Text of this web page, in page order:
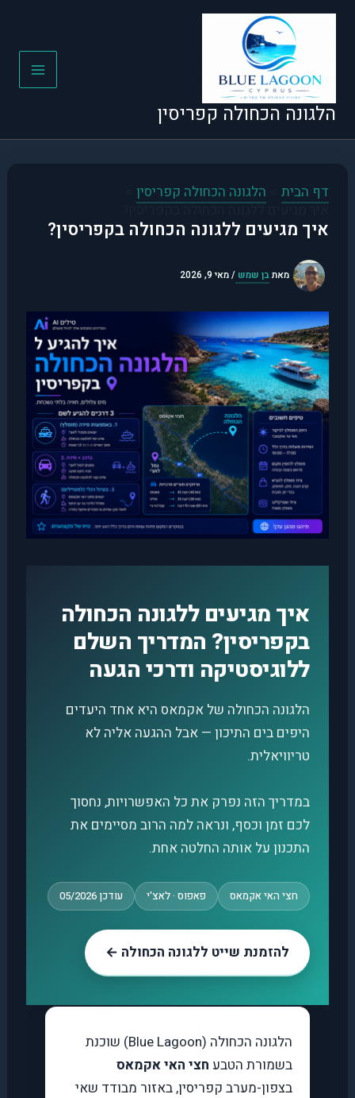
דילוג
הלגונה הכחולה קפריסין
דף הבית
הלגונה הכחולה קפריסין
איך מגיעים ללגונה הכחולה בקפריסין?
איך מגיעים ללגונה הכחולה בקפריסין?
מאתבן שמש/מאי 9, 2026
איך מגיעים ללגונה הכחולה
בקפריסין? המדריך השלם
ללוגיסטיקה ודרכי הגעה
הלגונה הכחולה של אקמאס היא אחד היעדים
היפים בים התיכון — אבל ההגעה אליה לא
טריוויאלית.
במדריך הזה נפרק את כל האפשרויות, נחסוך
לכם זמן וכסף, ונראה למה הרוב מסיימים את
התכנון על אותה החלטה אחת.
חצי האי אקמאס פאפוס · לאצ'י עודכן 05/2026
להזמנת שייט ללגונה הכחולה ←
הלגונה הכחולה (Blue Lagoon) שוכנת
בשמורת הטבע חצי האי אקמאס
בצפון-מערב קפריסין, באזור מבודד שאי